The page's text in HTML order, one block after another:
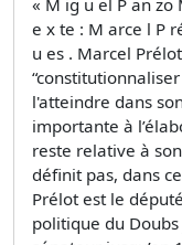
e x te : M arce l P
u es . Marcel
l'atteindre dans
importante à
reste relative à
définit pas, dans
Prélot est le
politique du